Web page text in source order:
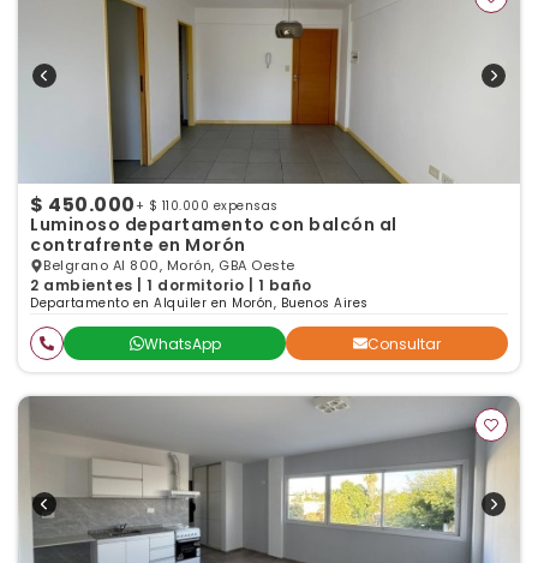
$ 450.000 + $ 110.000 expensas
Luminoso departamento con balcón al
contrafrente en Morón
Belgrano Al 800, Morón, GBA Oeste
2 ambientes | 1 dormitorio | 1 baño
Departamento en Alquiler en Morón, Buenos Aires
WhatsApp Consultar